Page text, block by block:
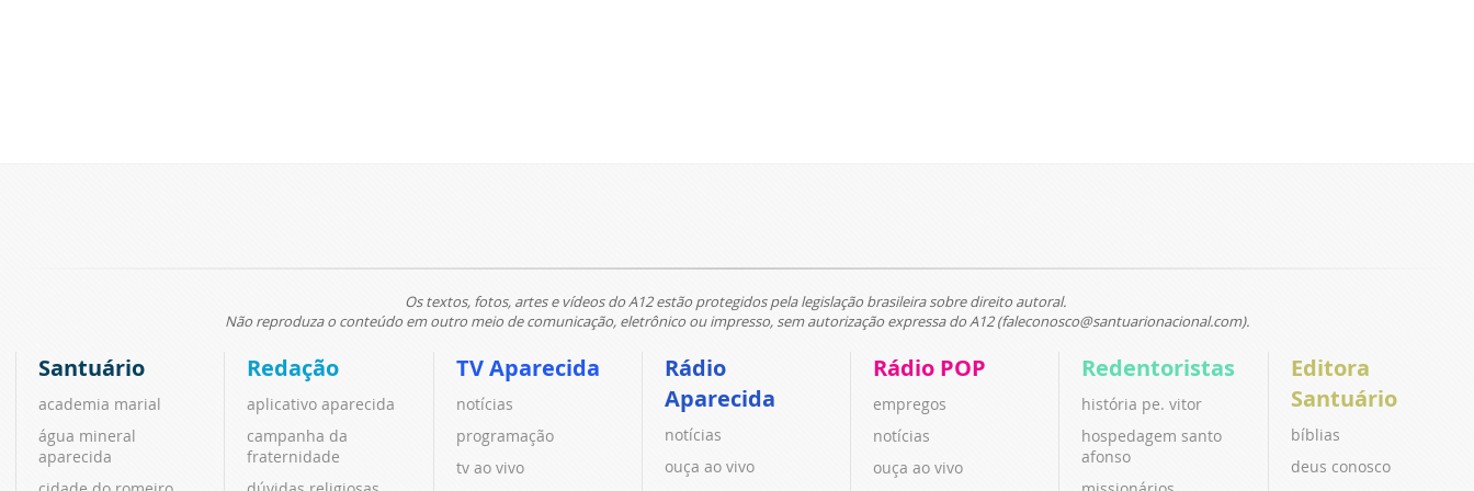
Os textos, fotos, artes e vídeos do A12 estão protegidos pela legislação brasileira sobre direito autoral.
Não reproduza o conteúdo em outro meio de comunicação, eletrônico ou impresso, sem autorização expressa do A12 (faleconosco@santuarionacional.com).
Santuário
academia marial
água mineral
aparecida
Redação
aplicativo aparecida
campanha da
fraternidade
TV Aparecida
notícias
programação
tv ao vivo
Rádio
Aparecida
notícias
ouça ao vivo
Rádio POP
empregos
notícias
ouça ao vivo
Redentoristas
história pe. vitor
hospedagem santo
afonso
Editora
Santuário
bíblias
deus conosco